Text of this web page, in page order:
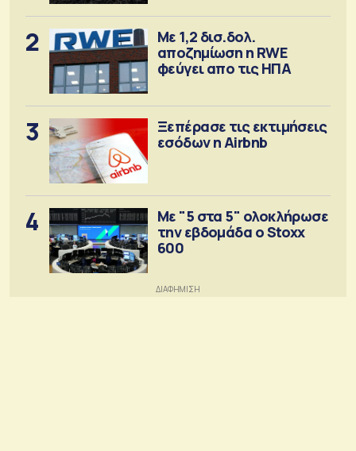
2
Με 1,2 δισ.δολ.
αποζημίωση η RWE
φεύγει απο τις ΗΠΑ
3
Ξεπέρασε τις εκτιμήσεις
εσόδων η Airbnb
4
Με "5 στα 5" ολοκλήρωσε
την εβδομάδα ο Stoxx
600